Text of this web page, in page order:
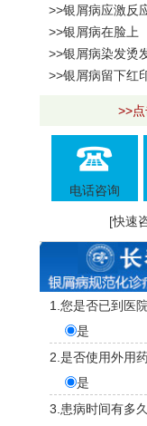
>>银屑病应激反
>>银屑病在脸上
>>银屑病染发烫
>>银屑病留下红
>>
电话咨询
[快速
1.您是否已到医
是
2.是否使用外用
是
3.患病时间有多